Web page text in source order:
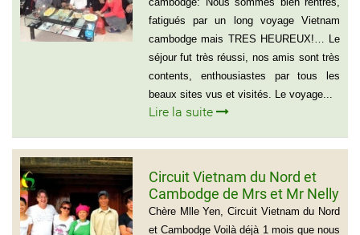
fatigués par un long voyage Vietnam
cambodge mais TRES HEUREUX!… Le
séjour fut très réussi, nos amis sont très
contents, enthousiastes par tous les
beaux sites vus et visités. Le voyage...
Lire la suite
Circuit Vietnam du Nord et
Cambodge de Mrs et Mr Nelly
et Christian BROSSARD
Chère Mlle Yen, Circuit Vietnam du Nord
et Cambodge Voilà déjà 1 mois que nous